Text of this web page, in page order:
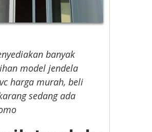
banyak
model jendela
harga murah, beli
sedang ada